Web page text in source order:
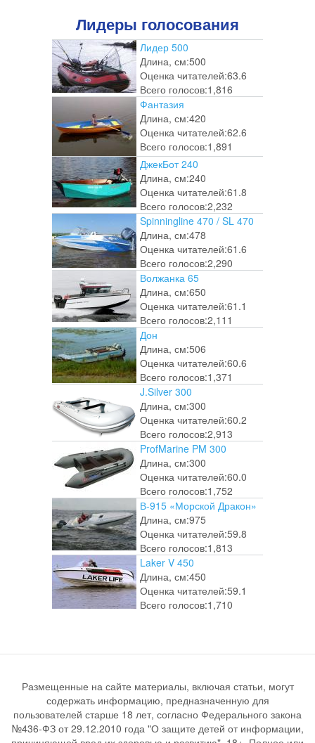
Лидеры голосования
Лидер 500
Длина, см:500
Оценка читателей:63.6
Всего голосов:1,816
Фантазия
Длина, см:420
Оценка читателей:62.6
Всего голосов:1,891
ДжекБот 240
Длина, см:240
Оценка читателей:61.8
Всего голосов:2,232
Spinningline 470 / SL 470
Длина, см:478
Оценка читателей:61.6
Всего голосов:2,290
Волжанка 65
Длина, см:650
Оценка читателей:61.1
Всего голосов:2,111
Дон
Длина, см:506
Оценка читателей:60.6
Всего голосов:1,371
J.Silver 300
Длина, см:300
Оценка читателей:60.2
Всего голосов:2,913
ProfMarine PM 300
Длина, см:300
Оценка читателей:60.0
Всего голосов:1,752
В-915 «Морской Дракон»
Длина, см:975
Оценка читателей:59.8
Всего голосов:1,813
Laker V 450
Длина, см:450
Оценка читателей:59.1
Всего голосов:1,710
Размещенные на сайте материалы, включая статьи, могут
содержать информацию, предназначенную для
пользователей старше 18 лет, согласно Федерального закона
№436-ФЗ от 29.12.2010 года "О защите детей от информации,